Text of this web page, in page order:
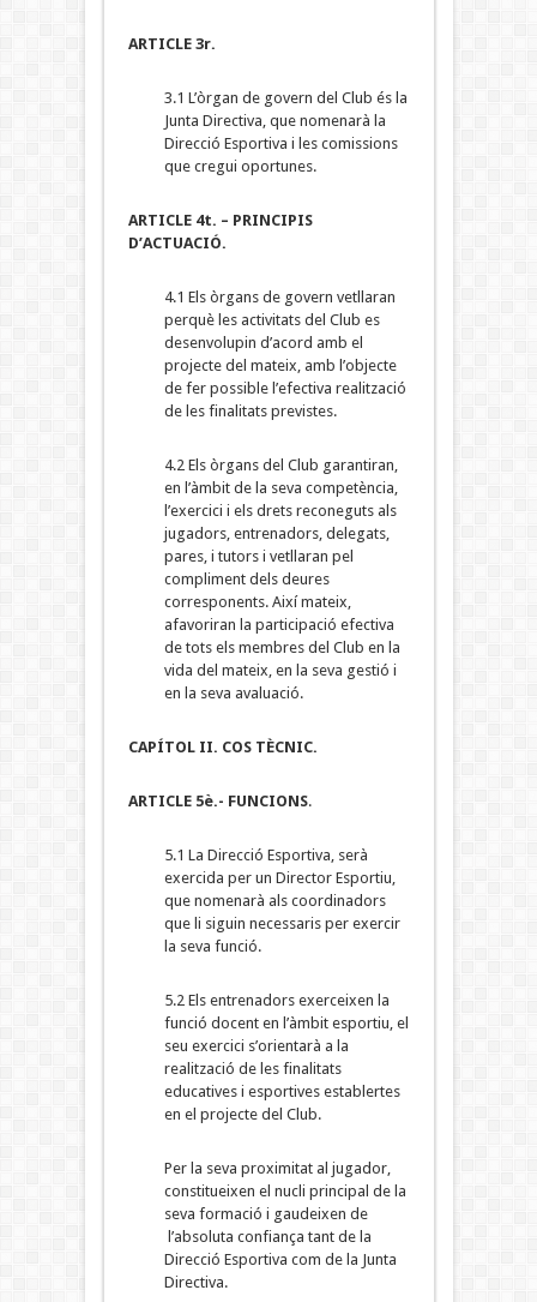
ARTICLE 3r.
3.1 L’òrgan de govern del Club és la
Junta Directiva, que nomenarà la
Direcció Esportiva i les comissions
que cregui oportunes.
ARTICLE 4t. – PRINCIPIS
D’ACTUACIÓ.
4.1 Els òrgans de govern vetllaran
perquè les activitats del Club es
desenvolupin d’acord amb el
projecte del mateix, amb l’objecte
de fer possible l’efectiva realització
de les finalitats previstes.
4.2 Els òrgans del Club garantiran,
en l’àmbit de la seva competència,
l’exercici i els drets reconeguts als
jugadors, entrenadors, delegats,
pares, i tutors i vetllaran pel
compliment dels deures
corresponents. Així mateix,
afavoriran la participació efectiva
de tots els membres del Club en la
vida del mateix, en la seva gestió i
en la seva avaluació.
CAPÍTOL II. COS TÈCNIC.
ARTICLE 5è.- FUNCIONS.
5.1 La Direcció Esportiva, serà
exercida per un Director Esportiu,
que nomenarà als coordinadors
que li siguin necessaris per exercir
la seva funció.
5.2 Els entrenadors exerceixen la
funció docent en l’àmbit esportiu, el
seu exercici s’orientarà a la
realització de les finalitats
educatives i esportives establertes
en el projecte del Club.
Per la seva proximitat al jugador,
constitueixen el nucli principal de la
seva formació i gaudeixen de
l’absoluta confiança tant de la
Direcció Esportiva com de la Junta
Directiva.